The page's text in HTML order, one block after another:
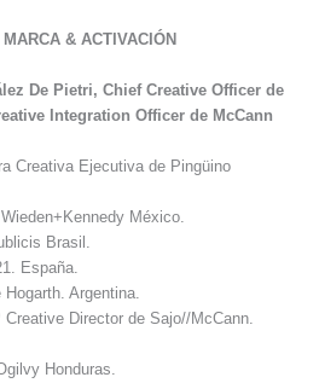
& ACTIVACIÓN
De Pietri, Chief Creative Officer de
Integration Officer de McCann
Creativa Ejecutiva de Pingüino
Wieden+Kennedy México.
Brasil.
España.
Hogarth. Argentina.
Creative Director de Sajo//McCann.
Honduras.